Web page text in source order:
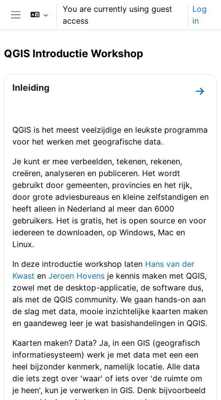
Skip to main contentYou are currently using guest
access
Log
in
QGIS Introductie Workshop
Section outline
Inleiding
Go
QGIS is het meest veelzijdige en leukste programma
voor het werken met geografische data.
Je kunt er mee verbeelden, tekenen, rekenen,
creëren, analyseren en publiceren. Het wordt
gebruikt door gemeenten, provincies en het rijk,
door grote adviesbureaus en kleine zelfstandigen en
heeft alleen in Nederland al meer dan 6000
gebruikers. Het is gratis, het is open source en voor
iedereen te downloaden, op Windows, Mac en
Linux.
In deze introductie workshop laten Hans van der
Kwast en Jeroen Hovens je kennis maken met QGIS,
zowel met de desktop-applicatie, de software dus,
als met de QGIS community. We gaan hands-on aan
de slag met data, mooie inzichtelijke kaarten maken
en gaandeweg leer je wat basishandelingen in QGIS.
Kaarten maken? Data? Ja, in een GIS (geografisch
informatiesysteem) werk je met data met een een
heel bijzonder kenmerk, namelijk locatie. Alle data
die iets zegt over 'waar' of iets over 'de ruimte om
je heen', kun je verwerken in GIS. Denk bijvoorbeeld